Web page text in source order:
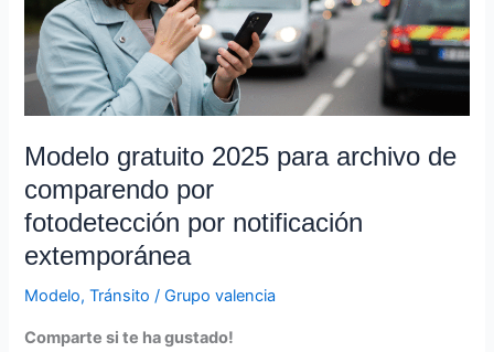
Modelo gratuito 2025 para archivo de
comparendo por
fotodetección por notificación
extemporánea
Modelo,Tránsito /Grupo valencia
Comparte si te ha gustado!
comparendo
por
fotodetección por notificación
extemporánea